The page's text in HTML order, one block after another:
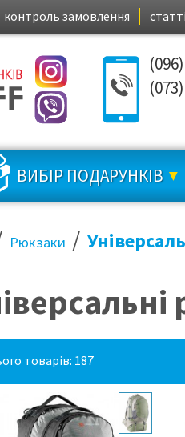
контроль замовлення статті
ВИБІР ПОДАРУНКІВ
Рюкзаки /
товарів: 187